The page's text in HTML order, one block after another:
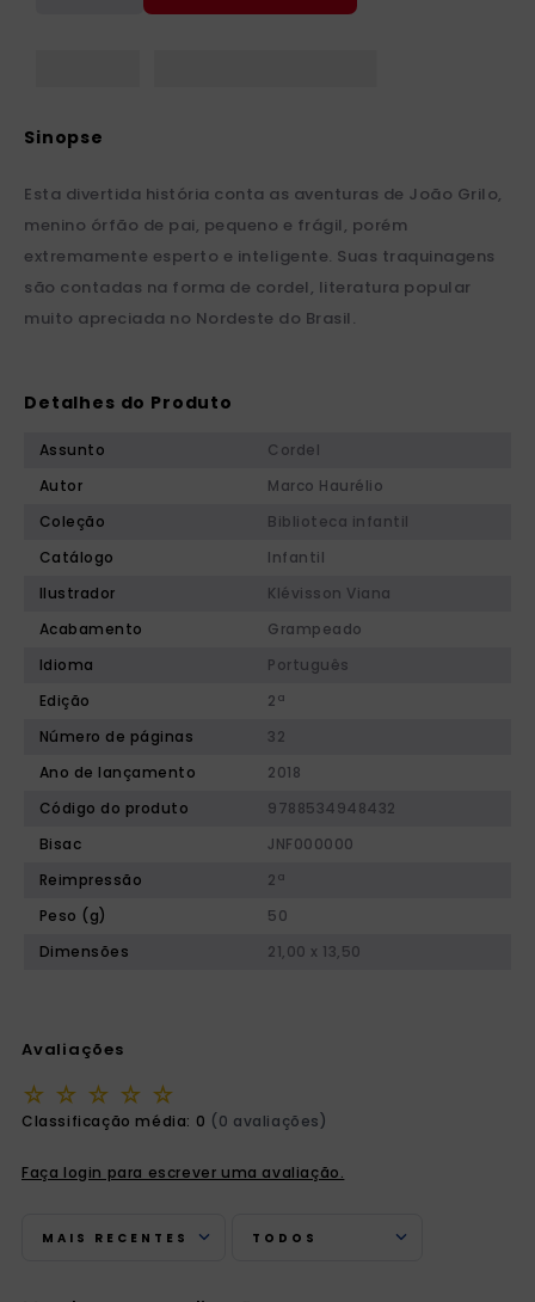
Esta divertida história conta as aventuras de João Grilo,
menino órfão de pai, pequeno e frágil, porém
extremamente esperto e inteligente. Suas traquinagens
são contadas na forma de cordel, literatura popular
muito apreciada no Nordeste do Brasil.
Detalhes do Produto
Assunto
Cordel
Autor
Marco Haurélio
Coleção
Biblioteca infantil
Catálogo
Infantil
Ilustrador
Klévisson Viana
Acabamento
Grampeado
Idioma
Português
Edição
2ª
Número de páginas
32
Ano de lançamento
2018
Código do produto
9788534948432
Bisac
JNF000000
Reimpressão
2ª
Peso (g)
50
Dimensões
21,00 x 13,50
Avaliações
☆ ☆ ☆ ☆ ☆
Classificação média: 0 (0 avaliações)
Faça login para escrever uma avaliação.
MAIS RECENTES TODOS